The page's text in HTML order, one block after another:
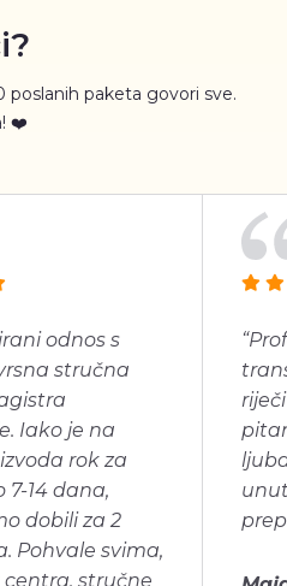
poslanih paketa govori sve.
❤️
odnos s
stručna
Iako je na
rok za
7-14 dana,
dobili za 2
Pohvale svima,
stručne